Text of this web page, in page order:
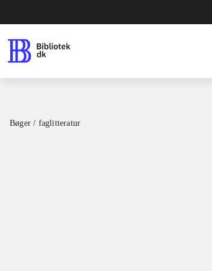
Bøger / faglitteratur